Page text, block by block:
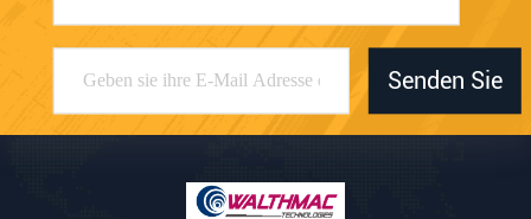
Senden Sie